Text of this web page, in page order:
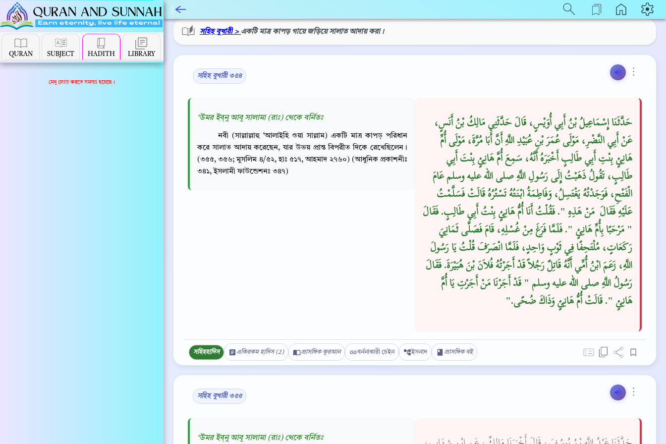
QURAN SUBJECT HADITH LIBRARY
মেনু লোড করতে সমস্যা হয়েছে।
সহিহ বুখারী > একটি মাত্র কাপড় গায়ে জড়িয়ে সালাত আদায় করা।
⋮
সহিহ বুখারী ৩৫৪
حَدَّثَنَا إِسْمَاعِيلُ بْنُ أَبِي أُوَيْسٍ، قَالَ حَدَّثَنِي مَالِكُ بْنُ أَنَسٍ،
عَنْ أَبِي النَّضْرِ، مَوْلَى عُمَرَ بْنِ عُبَيْدِ اللَّهِ أَنَّ أَبَا مُرَّةَ، مَوْلَى أُمِّ
هَانِئٍ بِنْتِ أَبِي طَالِبٍ أَخْبَرَهُ أَنَّهُ، سَمِعَ أُمَّ هَانِئٍ بِنْتَ أَبِي
طَالِبٍ، تَقُولُ ذَهَبْتُ إِلَى رَسُولِ اللَّهِ صلى الله عليه وسلم عَامَ
الْفَتْحِ، فَوَجَدْتُهُ يَغْتَسِلُ، وَفَاطِمَةُ ابْنَتُهُ تَسْتُرُهُ قَالَتْ فَسَلَّمْتُ
عَلَيْهِ فَقَالَ ‏‏ مَنْ هَذِهِ ‏"‏‏.‏ فَقُلْتُ أَنَا أُمُّ هَانِئٍ بِنْتُ أَبِي طَالِبٍ‏.‏ فَقَالَ
‏"‏ مَرْحَبًا بِأُمِّ هَانِئٍ ‏"‏‏.‏ فَلَمَّا فَرَغَ مِنْ غُسْلِهِ، قَامَ فَصَلَّى ثَمَانِيَ
رَكَعَاتٍ، مُلْتَحِفًا فِي ثَوْبٍ وَاحِدٍ، فَلَمَّا انْصَرَفَ قُلْتُ يَا رَسُولَ
اللَّهِ، زَعَمَ ابْنُ أُمِّي أَنَّهُ قَاتِلٌ رَجُلاً قَدْ أَجَرْتُهُ فُلاَنَ بْنَ هُبَيْرَةَ‏.‏ فَقَالَ
رَسُولُ اللَّهِ صلى الله عليه وسلم ‏"‏ قَدْ أَجَرْنَا مَنْ أَجَرْتِ يَا أُمَّ
هَانِئٍ ‏"‏‏.‏ قَالَتْ أُمُّ هَانِئٍ وَذَاكَ ضُحًى‏.‏"
‘উমর ইব্‌নু আবূ সালামা (রাঃ) থেকে বর্নিতঃ
নবী (সাল্লাল্লাহু ‘আলাইহি ওয়া সাল্লাম) একটি মাত্র কাপড় পরিধান
করে সালাত আদায় করেছেন, যার উভয় প্রান্ত বিপরীত দিকে রেখেছিলেন।
(৩৫৫, ৩৫৬; মুসলিম ৪/৫২, হাঃ ৫১৭, আহমাদ ২৭৬০) (আধুনিক প্রকাশনীঃ
৩৪১, ইসলামী ফাউন্ডেশনঃ ৩৪৭)
সহিহহাদিস একিরকম হাদিস (2) প্রাসঙ্গিক কুরআন বর্ননাকারী চেইন ইসনাদ প্রাসঙ্গিক বই
⋮
সহিহ বুখারী ৩৫৫
‘উমর ইব্‌নু আবূ সালামা (রাঃ) থেকে বর্নিতঃ
Copy